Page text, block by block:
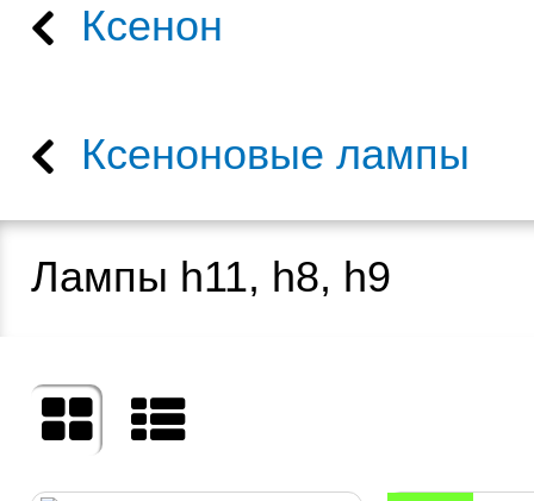
Ксенон
Ксеноновые лампы
Лампы h11, h8, h9